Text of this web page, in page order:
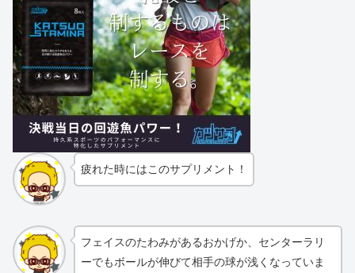
疲れた時にはこのサプリメント！
フェイスのたわみがあるおかげか、センターラリ
ーでもボールが伸びて相手の球が浅くなっていま